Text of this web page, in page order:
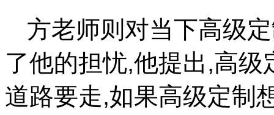
方老师则对当下高级
了他的担忧,他提出,高
道路要走,如果高级定制